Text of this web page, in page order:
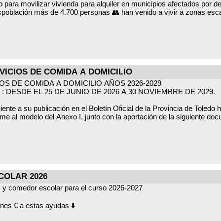
movilizar vivienda para alquiler en municipios afectados por
más de 4.700 personas 👥 han venido a vivir a zonas
as de viviendas vacías las pongan en manos de los
asumir así la llegada de nuevos pobladores.
podrán ser:
cinco veces el IPREM.
euros mensuales
DE COMIDA A DOMICILIO
DE COMIDA A DOMICILIO AÑOS 2026-2029
DESDE EL 25 DE JUNIO DE 2026 A 30 NOVIEMBRE DE 2029.
a su publicación en el Boletín Oficial de la Provincia de Toledo
al modelo del Anexo I, junto con la aportación de la siguiente
de grado de dependencia y/o gradode discapacidad de al
de percepción de ingreso mínimo vital, de pensión no
comida a domicilio.
2026
comedor escolar para el curso 2026-2027
€ a estas ayudas ⬇️